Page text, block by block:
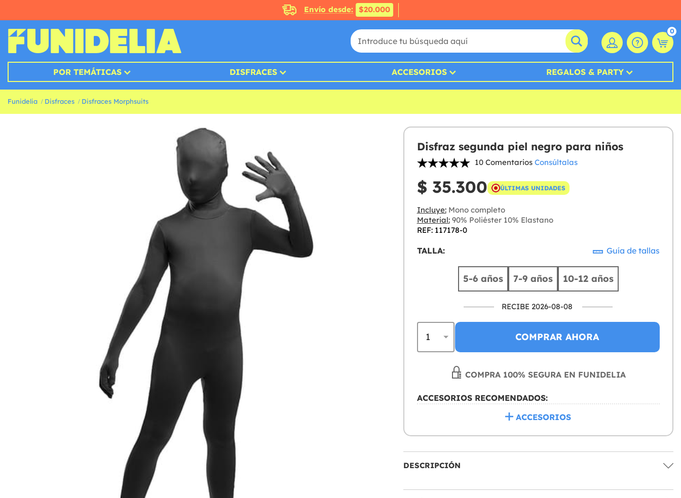
Envío desde: $20.000
0
POR TEMÁTICAS DISFRACES ACCESORIOS REGALOS & PARTY
Funidelia Disfraces Disfraces Morphsuits
Disfraz segunda piel negro para niños
10 Comentarios Consúltalas
$ 35.300 ÚLTIMAS UNIDADES
Incluye:Mono completo
Material:90% Poliéster 10% Elastano
REF: 117178-0
TALLA: Guía de tallas
5-6 años 7-9 años 10-12 años
RECIBE 2026-08-08
COMPRAR AHORA
COMPRA 100% SEGURA EN FUNIDELIA
ACCESORIOS RECOMENDADOS:
ACCESORIOS
DESCRIPCIÓN